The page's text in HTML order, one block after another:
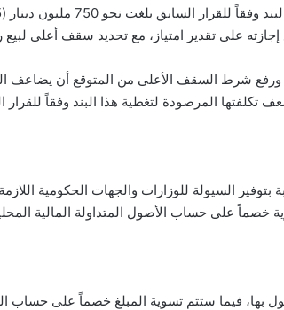
على تقدير امتياز، مع تحديد سقف أعلى لبيع
السيولة للوزارات والجهات الحكومية
خصماً على حساب الأصول المتداولة المالية
فيما ستتم تسوية المبلغ خصماً على حساب